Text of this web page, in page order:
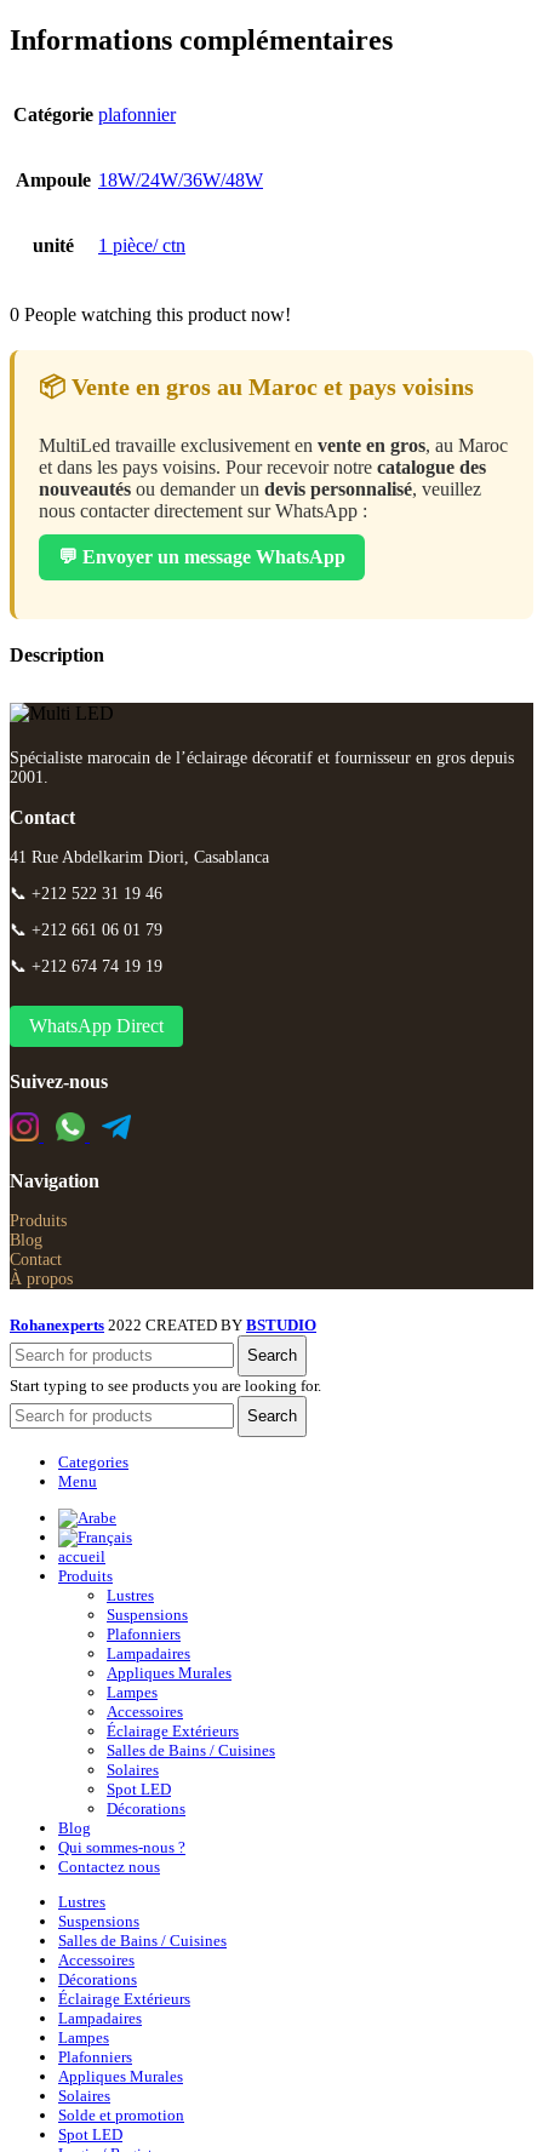
Informations complémentaires
Catégorie plafonnier
Ampoule 18W/24W/36W/48W
unité 1 pièce/ ctn
0 People watching this product now!
📦 Vente en gros au Maroc et pays voisins
MultiLed travaille exclusivement en vente en gros, au Maroc
et dans les pays voisins. Pour recevoir notre catalogue des
nouveautés ou demander un devis personnalisé, veuillez
nous contacter directement sur WhatsApp :
💬 Envoyer un message WhatsApp
Description
Spécialiste marocain de l’éclairage décoratif et fournisseur en gros depuis
2001.
Contact
41 Rue Abdelkarim Diori, Casablanca
📞 +212 522 31 19 46
📞 +212 661 06 01 79
📞 +212 674 74 19 19
WhatsApp Direct
Suivez-nous
Navigation
Produits
Blog
Contact
À propos
Rohanexperts 2022 CREATED BY BSTUDIO
Search
Start typing to see products you are looking for.
Search
Categories
Menu
accueil
Produits
Lustres
Suspensions
Plafonniers
Lampadaires
Appliques Murales
Lampes
Accessoires
Éclairage Extérieurs
Salles de Bains / Cuisines
Solaires
Spot LED
Décorations
Blog
Qui sommes-nous ?
Contactez nous
Lustres
Suspensions
Salles de Bains / Cuisines
Accessoires
Décorations
Éclairage Extérieurs
Lampadaires
Lampes
Plafonniers
Appliques Murales
Solaires
Solde et promotion
Spot LED